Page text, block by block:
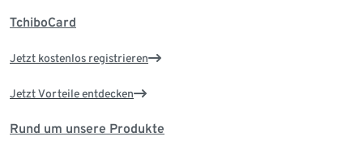
TchiboCard
Jetzt kostenlos registrieren
Jetzt Vorteile entdecken
Rund um unsere Produkte